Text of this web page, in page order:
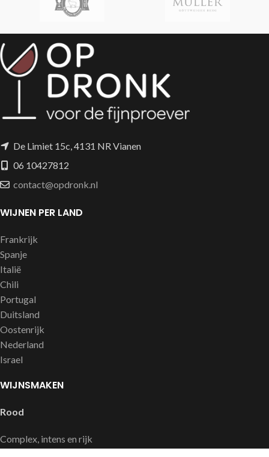
De Limiet 15c, 4131 NR Vianen
06 10427812
contact@opdronk.nl
WIJNEN PER LAND
Frankrijk
Spanje
Italië
Chili
Portugal
Duitsland
Oostenrijk
Nederland
Israel
WIJNSMAKEN
Rood
Complex, intens en rijk